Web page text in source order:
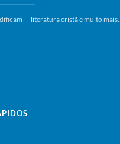
— literatura cristã e muito mais.